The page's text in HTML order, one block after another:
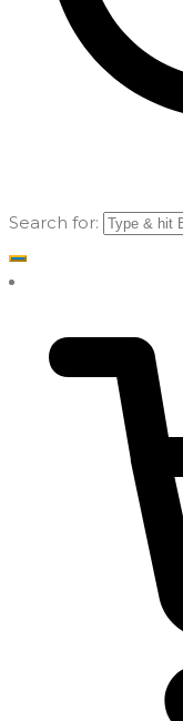
Search for: